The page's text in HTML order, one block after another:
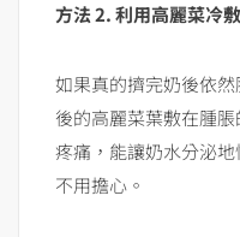
方法 2. 利用高麗菜冷敷
如果真的擠完奶後依
後的高麗菜葉敷在腫
疼痛，能讓奶水分泌
不用擔心。